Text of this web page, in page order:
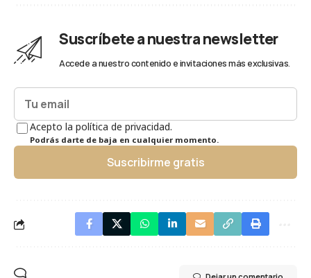
Suscríbete a nuestra newsletter
Accede a nuestro contenido e invitaciones más exclusivas.
Acepto la política de privacidad.
Podrás darte de baja en cualquier momento.
Suscribirme gratis